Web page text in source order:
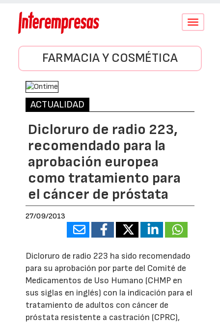
Conmutar
FARMACIA Y COSMÉTICA
ACTUALIDAD
Dicloruro de radio 223,
recomendado para la
aprobación europea
como tratamiento para
el cáncer de próstata
27/09/2013
Dicloruro de radio 223 ha sido recomendado
para su aprobación por parte del Comité de
Medicamentos de Uso Humano (CHMP en
sus siglas en inglés) con la indicación para el
tratamiento de adultos con cáncer de
próstata resistente a castración (CPRC),